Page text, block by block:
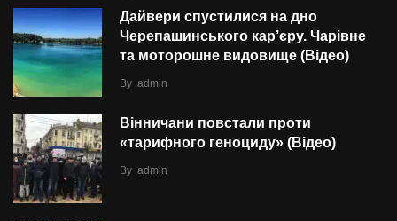
Дайвери спустилися на дно
Черепашинського кар’єру. Чарівне
та моторошне видовище (Відео)
By admin
Вінничани повстали проти
«тарифного геноциду» (Відео)
By admin